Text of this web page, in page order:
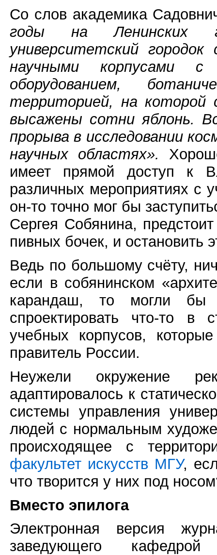
Со слов академика
годы на Ленинских
университетский
научными корпусами
оборудованием,
территорией, на которой
высажены сотни яблонь.
прорыва в исследовании
научных областях».
имеет прямой доступ к
различных мероприятиях с
он-то точно мог бы
Сергея Собянина,
пивных бочек, и остановить
Ведь по большому счёту,
если в собянинском
карандаш, то могли бы
спроектировать что-то в
учебных корпусов,
правитель России.
Неужели окружение
адаптировалось к
системы управления
людей с нормальным
происходящее с
факультет искусств МГУ,
что творится у них под
Вместо эпилога
Электронная версия
заведующего кафедрой